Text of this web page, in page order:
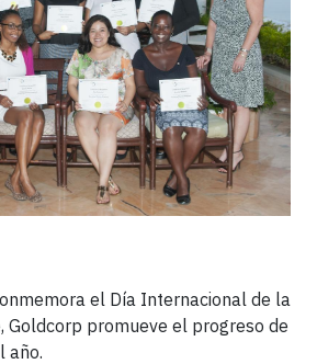
el Día Internacional de la
Goldcorp promueve el progreso de
año.